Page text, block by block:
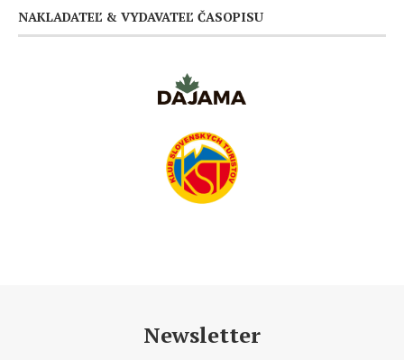
NAKLADATEĽ & VYDAVATEĽ ČASOPISU
Newsletter